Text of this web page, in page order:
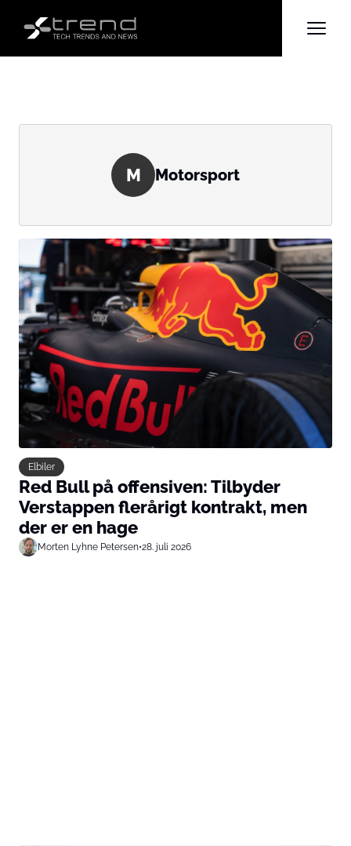
M Motorsport
Elbiler
Red Bull på offensiven: Tilbyder
Verstappen flerårigt kontrakt, men
der er en hage
Morten Lyhne Petersen•28. juli 2026